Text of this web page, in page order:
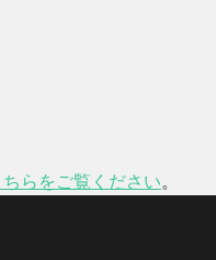
らをご覧ください。